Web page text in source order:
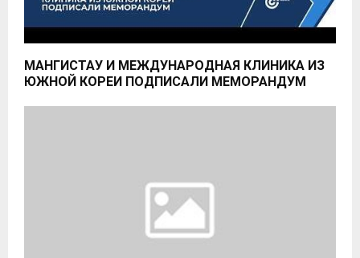
МАНГИСТАУ И МЕЖДУНАРОДНАЯ КЛИНИКА ИЗ
ЮЖНОЙ КОРЕИ ПОДПИСАЛИ МЕМОРАНДУМ